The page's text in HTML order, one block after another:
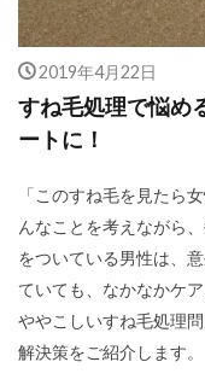
2019年4月22日
すね毛処理で悩め
ートに！
「このすね毛を見たら
んなことを考えながら
をついている男性は、
ていても、なかなかケ
ややこしいすね毛処理
解決策をご紹介します。